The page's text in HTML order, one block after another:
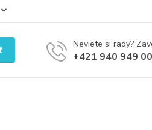
Neviete si rady?
+421 940 949